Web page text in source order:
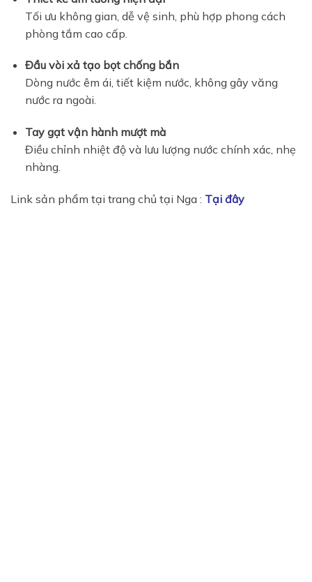
Tối ưu không gian, dễ vệ sinh, phù hợp phong cách
phòng tắm cao cấp.
Đầu vòi xả tạo bọt chống bắn
Dòng nước êm ái, tiết kiệm nước, không gây văng
nước ra ngoài.
Tay gạt vận hành mượt mà
Điều chỉnh nhiệt độ và lưu lượng nước chính xác, nhẹ
nhàng.
Link sản phẩm tại trang chủ tại Nga : Tại đây